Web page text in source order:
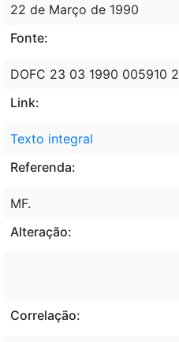
22 de Março de 1990
Fonte:
DOFC 23 03 1990 005910 2
Link:
Texto integral
Referenda:
MF.
Alteração:
Correlação: